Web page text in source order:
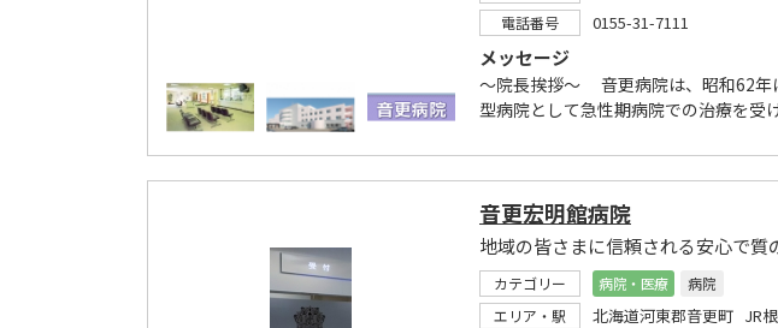
電話番号 0155-31-7111
メッセージ
～院長挨拶～ 音更病院は、昭和62年
型病院として急性期病院での治療を受
音更宏明館病院
地域の皆さまに信頼される安心で
カテゴリー 病院・医療
病院
エリア・駅
北海道河東郡音更町 JR